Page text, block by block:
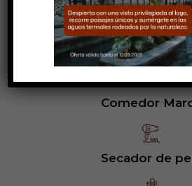
Servicio de
Comedor
Secador de